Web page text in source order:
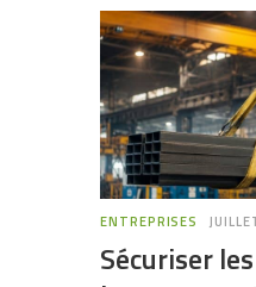
ENTREPRISES
Sécuriser